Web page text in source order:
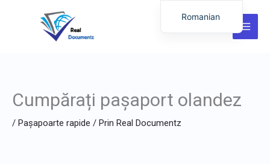
Cumpărați pașaport olandez
/ Pașapoarte rapide / Prin Real Documentz
Romanian
Dutch